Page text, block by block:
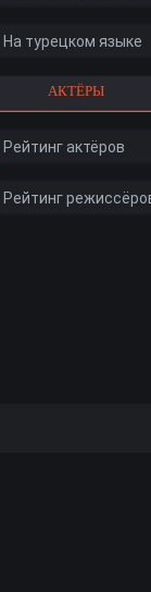
На турецком языке
АКТЁРЫ
Рейтинг актёров
Рейтинг